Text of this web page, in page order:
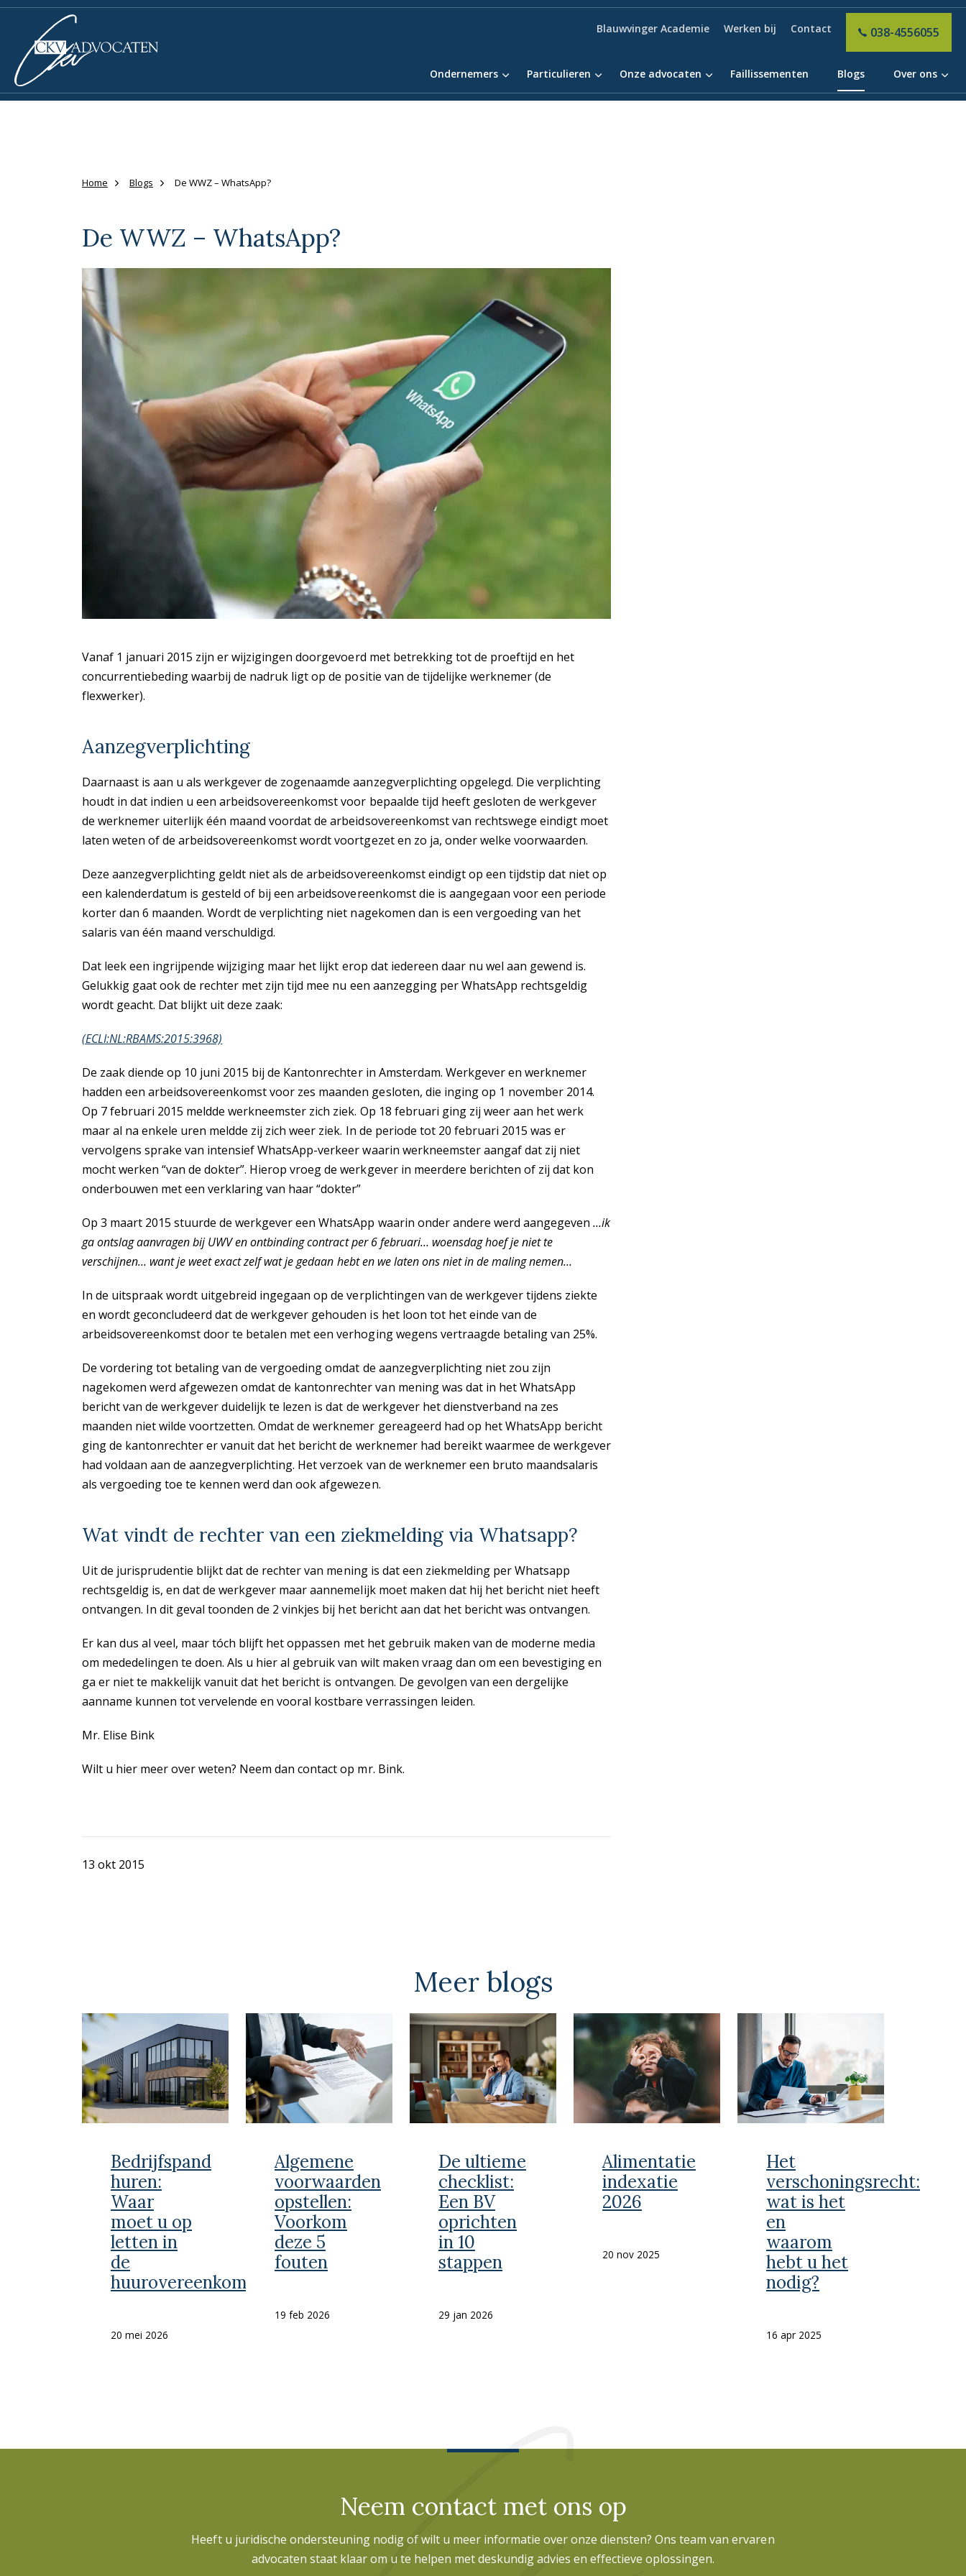
Ondernemers Particulieren Onze advocaten Faillissementen Blogs Over ons
Blauwvinger Academie Werken bij Contact 038-4556055
Home Blogs De WWZ – WhatsApp?
De WWZ – WhatsApp?
Vanaf 1 januari 2015 zijn er wijzigingen doorgevoerd met betrekking tot de proeftijd en het
concurrentiebeding waarbij de nadruk ligt op de positie van de tijdelijke werknemer (de
flexwerker).
Aanzegverplichting
Daarnaast is aan u als werkgever de zogenaamde aanzegverplichting opgelegd. Die verplichting
houdt in dat indien u een arbeidsovereenkomst voor bepaalde tijd heeft gesloten de werkgever
de werknemer uiterlijk één maand voordat de arbeidsovereenkomst van rechtswege eindigt moet
laten weten of de arbeidsovereenkomst wordt voortgezet en zo ja, onder welke voorwaarden.
Deze aanzegverplichting geldt niet als de arbeidsovereenkomst eindigt op een tijdstip dat niet op
een kalenderdatum is gesteld of bij een arbeidsovereenkomst die is aangegaan voor een periode
korter dan 6 maanden. Wordt de verplichting niet nagekomen dan is een vergoeding van het
salaris van één maand verschuldigd.
Dat leek een ingrijpende wijziging maar het lijkt erop dat iedereen daar nu wel aan gewend is.
Gelukkig gaat ook de rechter met zijn tijd mee nu een aanzegging per WhatsApp rechtsgeldig
wordt geacht. Dat blijkt uit deze zaak:
(ECLI:NL:RBAMS:2015:3968)
De zaak diende op 10 juni 2015 bij de Kantonrechter in Amsterdam. Werkgever en werknemer
hadden een arbeidsovereenkomst voor zes maanden gesloten, die inging op 1 november 2014.
Op 7 februari 2015 meldde werkneemster zich ziek. Op 18 februari ging zij weer aan het werk
maar al na enkele uren meldde zij zich weer ziek. In de periode tot 20 februari 2015 was er
vervolgens sprake van intensief WhatsApp-verkeer waarin werkneemster aangaf dat zij niet
mocht werken “van de dokter”. Hierop vroeg de werkgever in meerdere berichten of zij dat kon
onderbouwen met een verklaring van haar “dokter”
Op 3 maart 2015 stuurde de werkgever een WhatsApp waarin onder andere werd aangegeven …ik
ga ontslag aanvragen bij UWV en ontbinding contract per 6 februari… woensdag hoef je niet te
verschijnen… want je weet exact zelf wat je gedaan hebt en we laten ons niet in de maling nemen…
In de uitspraak wordt uitgebreid ingegaan op de verplichtingen van de werkgever tijdens ziekte
en wordt geconcludeerd dat de werkgever gehouden is het loon tot het einde van de
arbeidsovereenkomst door te betalen met een verhoging wegens vertraagde betaling van 25%.
De vordering tot betaling van de vergoeding omdat de aanzegverplichting niet zou zijn
nagekomen werd afgewezen omdat de kantonrechter van mening was dat in het WhatsApp
bericht van de werkgever duidelijk te lezen is dat de werkgever het dienstverband na zes
maanden niet wilde voortzetten. Omdat de werknemer gereageerd had op het WhatsApp bericht
ging de kantonrechter er vanuit dat het bericht de werknemer had bereikt waarmee de werkgever
had voldaan aan de aanzegverplichting. Het verzoek van de werknemer een bruto maandsalaris
als vergoeding toe te kennen werd dan ook afgewezen.
Wat vindt de rechter van een ziekmelding via Whatsapp?
Uit de jurisprudentie blijkt dat de rechter van mening is dat een ziekmelding per Whatsapp
rechtsgeldig is, en dat de werkgever maar aannemelijk moet maken dat hij het bericht niet heeft
ontvangen. In dit geval toonden de 2 vinkjes bij het bericht aan dat het bericht was ontvangen.
Er kan dus al veel, maar tóch blijft het oppassen met het gebruik maken van de moderne media
om mededelingen te doen. Als u hier al gebruik van wilt maken vraag dan om een bevestiging en
ga er niet te makkelijk vanuit dat het bericht is ontvangen. De gevolgen van een dergelijke
aanname kunnen tot vervelende en vooral kostbare verrassingen leiden.
Mr. Elise Bink
Wilt u hier meer over weten? Neem dan contact op mr. Bink.
13 okt 2015
Meer blogs
Bedrijfspand
huren:
Waar
moet u op
letten in
de
huurovereenkomst?
20 mei 2026
Algemene
voorwaarden
opstellen:
Voorkom
deze 5
fouten
19 feb 2026
De ultieme
checklist:
Een BV
oprichten
in 10
stappen
29 jan 2026
Alimentatie
indexatie
2026
20 nov 2025
Het
verschoningsrecht:
wat is het
en
waarom
hebt u het
nodig?
16 apr 2025
Neem contact met ons op
Heeft u juridische ondersteuning nodig of wilt u meer informatie over onze diensten? Ons team van ervaren
advocaten staat klaar om u te helpen met deskundig advies en effectieve oplossingen.